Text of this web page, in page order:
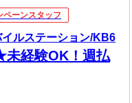
ペーンスタッフ
ルステーション/KB6
未経験OK！週払